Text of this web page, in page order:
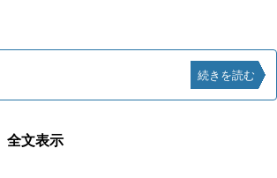
続きを読む
全文表示